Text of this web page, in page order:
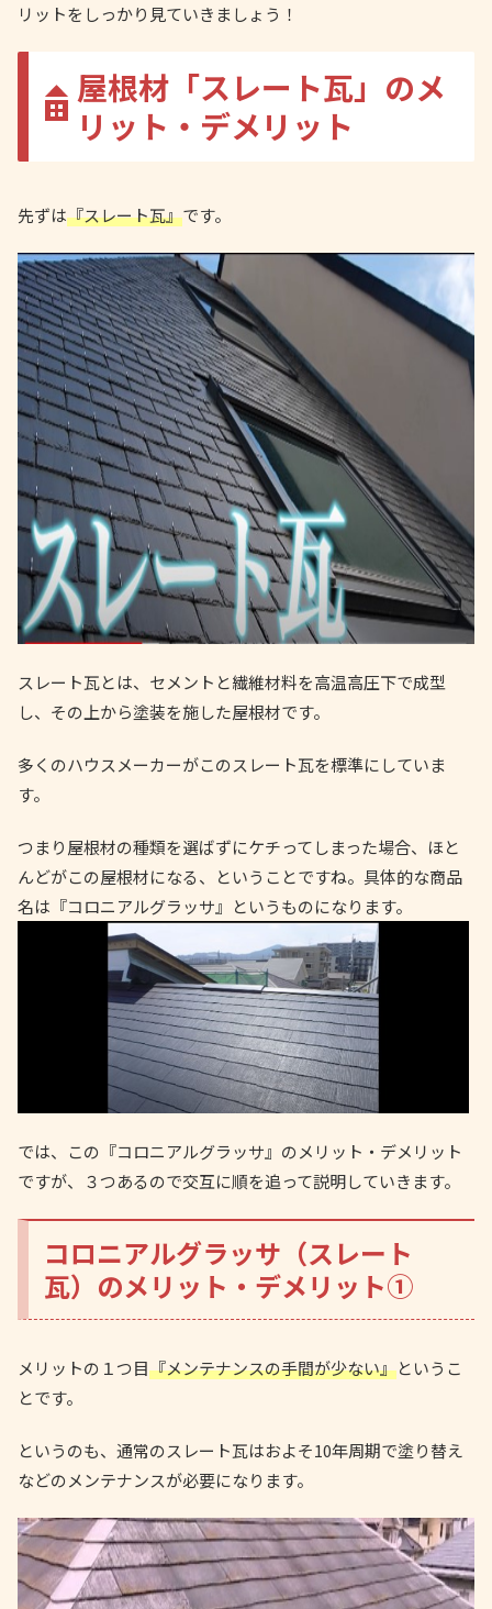
リットをしっかり見ていきましょう！
屋根材「スレート瓦」のメ
リット・デメリット
先ずは『スレート瓦』です。
スレート瓦とは、セメントと繊維材料を高温高圧下で成型
し、その上から塗装を施した屋根材です。
多くのハウスメーカーがこのスレート瓦を標準にしていま
す。
つまり屋根材の種類を選ばずにケチってしまった場合、ほと
んどがこの屋根材になる、ということですね。具体的な商品
名は『コロニアルグラッサ』というものになります。
では、この『コロニアルグラッサ』のメリット・デメリット
ですが、３つあるので交互に順を追って説明していきます。
コロニアルグラッサ（スレート
瓦）のメリット・デメリット①
メリットの１つ目『メンテナンスの手間が少ない』というこ
とです。
というのも、通常のスレート瓦はおよそ10年周期で塗り替え
などのメンテナンスが必要になります。